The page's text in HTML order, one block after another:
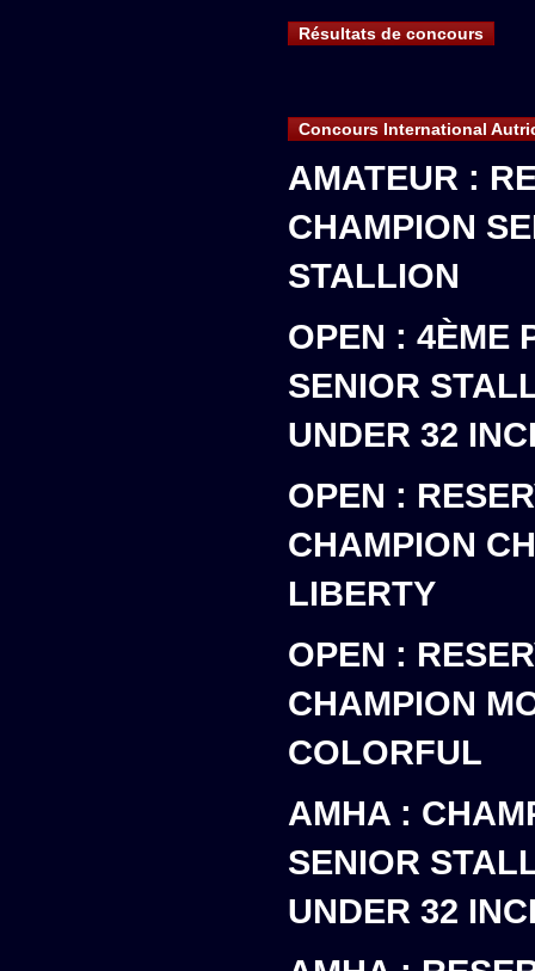
Résultats de concours
Concours International
AMATEUR :
CHAMPION
STALLION
OPEN : 4ÈME
SENIOR
UNDER 32
OPEN :
CHAMPION
LIBERTY
OPEN :
CHAMPION
COLORFUL
AMHA :
SENIOR
UNDER 32